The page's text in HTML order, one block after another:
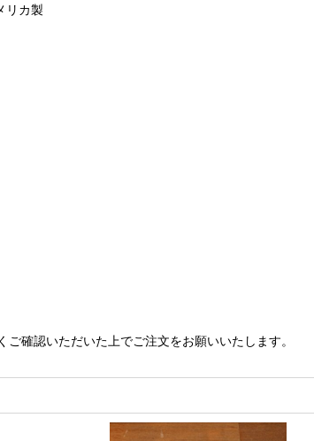
リカ製
確認いただいた上でご注文をお願いいたします。